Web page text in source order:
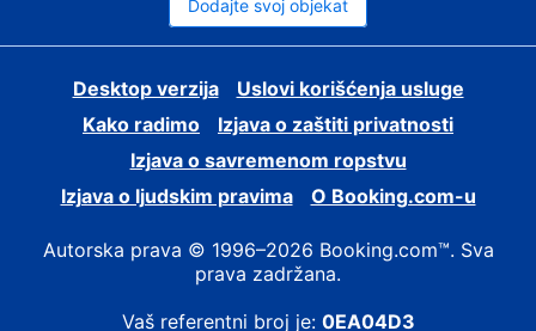
Dodajte svoj objekat
Desktop verzija
Uslovi korišćenja usluge
Kako radimo
Izjava o zaštiti privatnosti
Izjava o savremenom ropstvu
Izjava o ljudskim pravima
О Booking.com-u
Autorska prava © 1996–2026 Booking.com™. Sva
prava zadržana.
Vaš referentni broj je: 0EA04D3